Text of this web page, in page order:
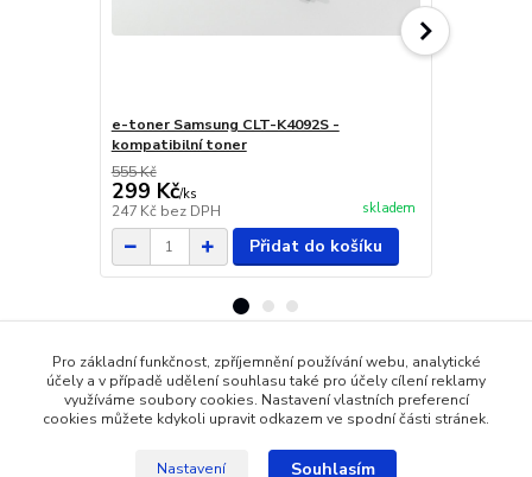
e-toner Samsung CLT-K4092S -
kompatibilní toner
555 Kč
299 Kč/ks
247 Kč bez DPH skladem
Přidat do košíku
Zboží zařazeno v kategoriích
Pro základní funkčnost, zpříjemnění používání webu, analytické
účely a v případě udělení souhlasu také pro účely cílení reklamy
využíváme soubory cookies. Nastavení vlastních preferencí
cookies můžete kdykoli upravit odkazem ve spodní části stránek.
Nastavení Souhlasím